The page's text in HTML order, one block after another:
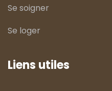
Se soigner
Se loger
Liens utiles